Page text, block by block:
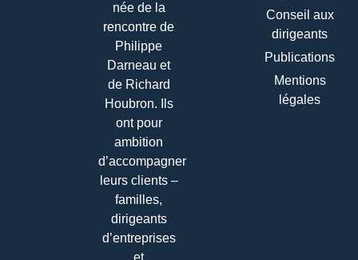
née de la
rencontre de
Philippe
Darneau et
de Richard
Houbron. Ils
ont pour
ambition
d’accompagner
leurs clients –
familles,
dirigeants
d’entreprises
Conseil aux
dirigeants
Publications
Mentions
légales